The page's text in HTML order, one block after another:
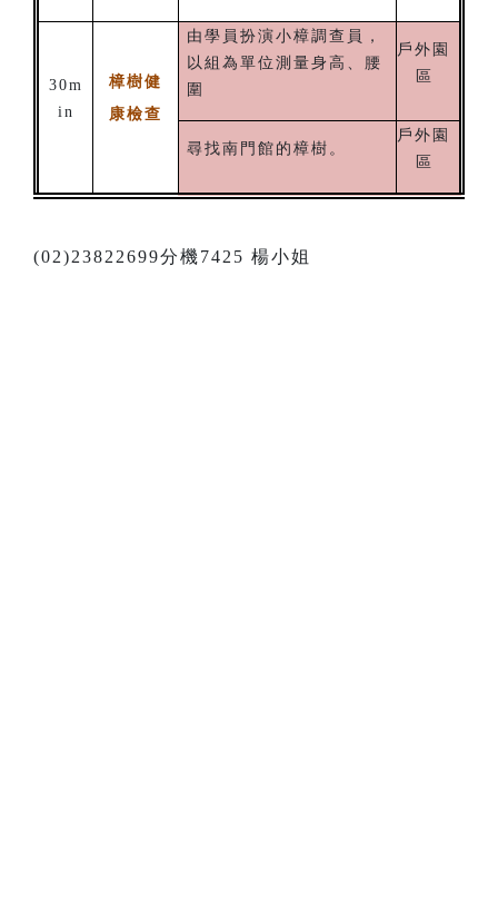
30m
in
樟樹健
康檢查
由學員扮演小樟調查員，
以組為單位測量身高、腰
圍
戶外園
區
尋找南門館的樟樹。
戶外園
區
(02)23822699分機7425 楊小姐